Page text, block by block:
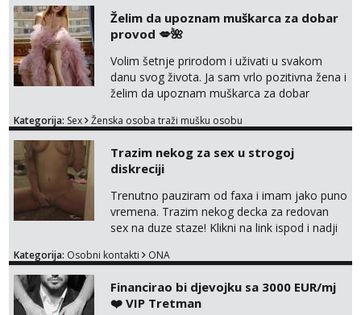
unaprijed (aircash, paysafecard, bonovi) ne
dolaze u obzir. Javit se prvo porukom na
whatsapp 0958048882.
Želim da upoznam muškarca za dobar
provod 💋🌺
Volim šetnje prirodom i uživati u svakom
danu svog života. Ja sam vrlo pozitivna žena i
želim da upoznam muškarca za dobar
na link ispod i nadji me tamo, cekam te!
Kategorija: Sex Ženska osoba traži mušku osobu
Trazim nekog za sex u strogoj
diskreciji
Trenutno pauziram od faxa i imam jako puno
vremena. Trazim nekog decka za redovan
sex na duze staze! Klikni na link ispod i nadji
Kategorija: Osobni kontakti ONA
Financirao bi djevojku sa 3000 EUR/mj
❤️ VIP Tretman